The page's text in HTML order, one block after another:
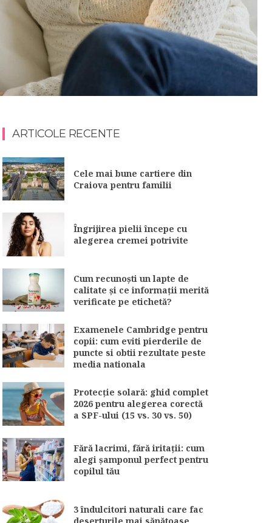
ARTICOLE RECENTE
Cele mai bune cartiere din
Craiova pentru familii
Îngrijirea pielii începe cu
alegerea cremei potrivite
Cum recunoști un lapte de
calitate și ce informații merită
verificate pe etichetă?
Examenele Cambridge pentru
copii: cum eviti pierderile de
puncte si obtii rezultate peste
media nationala
Protecție solară: ghid complet
2026 pentru alegerea corectă
a SPF-ului (15 vs. 30 vs. 50)
Fără lacrimi, fără iritații: cum
alegi șamponul perfect pentru
copilul tău
3 îndulcitori naturali care fac
deserturile mai sănătoase